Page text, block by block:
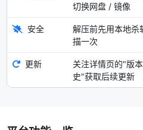
切换网盘 / 镜像
安全
解压前先用本地杀
描一次
更新
关注详情页的"版
史"获取后续更新